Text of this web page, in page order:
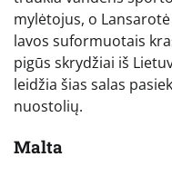
mylėtojus, o
lavos suformuotais
pigūs skrydžiai iš
leidžia šias salas
nuostolių.
Malta